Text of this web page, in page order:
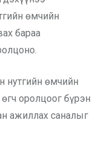
өмчийн
бараа
нутгийн өмчийн
оролцоог бүрэн
ажиллах саналыг